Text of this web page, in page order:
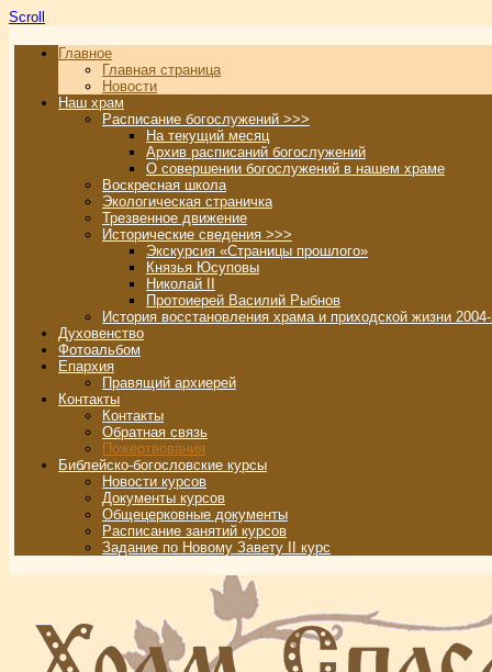
Scroll
Главное
Главная страница
Новости
Наш храм
Расписание богослужений >>>
На текущий месяц
Архив расписаний богослужений
О совершении богослужений в нашем храме
Воскресная школа
Экологическая страничка
Трезвенное движение
Исторические сведения >>>
Экскурсия «Страницы прошлого»
Князья Юсуповы
Николай II
Протоиерей Василий Рыбнов
История восстановления храма и приходской жизни
Духовенство
Фотоальбом
Епархия
Правящий архиерей
Контакты
Контакты
Обратная связь
Пожертвования
Библейско-богословские курсы
Новости курсов
Документы курсов
Общецерковные документы
Расписание занятий курсов
Задание по Новому Завету II курс